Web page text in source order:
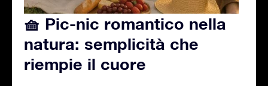
🧺 Pic-nic romantico nella
natura: semplicità che
riempie il cuore